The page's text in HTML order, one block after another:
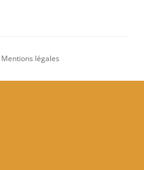
Mentions légales